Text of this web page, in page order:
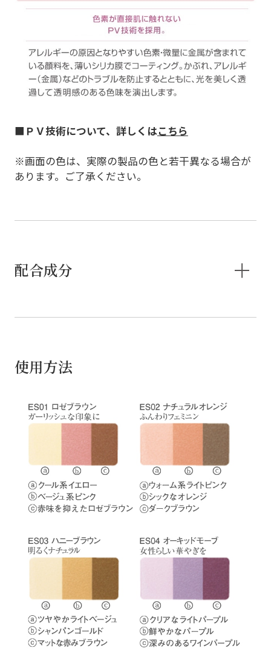
■ ＰＶ技術について、詳しくはこちら
※画面の色は、実際の製品の色と若干異なる場合が
あります。ご了承ください。
配合成分
使用方法